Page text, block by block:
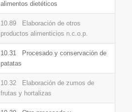
alimentos dietéticos
10.89 Elaboración de otros
productos alimenticios n.c.o.p.
10.31 Procesado y conservación de
patatas
10.32 Elaboración de zumos de
frutas y hortalizas